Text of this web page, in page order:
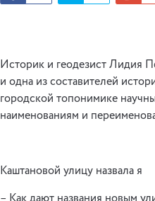
Историк и геодезист Лидия
и одна из составителей
городской топонимике
наименованиям и
Каштановой улицу назвала я